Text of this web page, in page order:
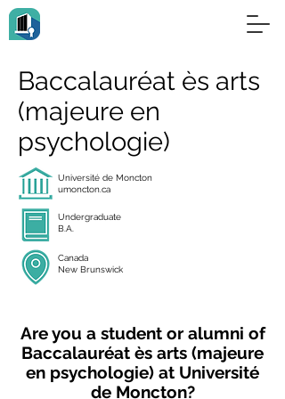
Baccalauréat ès arts
(majeure en
psychologie)
Université de Moncton
umoncton.ca
Undergraduate
B.A.
Canada
New Brunswick
Are you a student or alumni of
Baccalauréat ès arts (majeure
en psychologie) at Université
de Moncton?